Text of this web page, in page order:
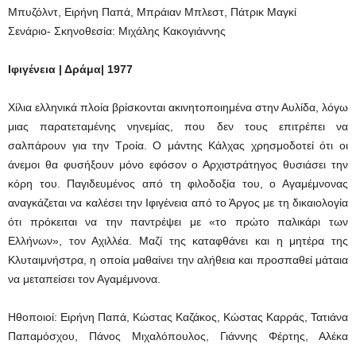
Μπυζόλντ, Ειρήνη Παπά, Μπράιαν Μπλεστ, Πάτρικ Μαγκί
Σενάριο- Σκηνοθεσία: Μιχάλης Κακογιάννης
Ιφιγένεια | Δράμα| 1977
Χίλια ελληνικά πλοία βρίσκονται ακινητοποιημένα στην Αυλίδα, λόγω
μιας παρατεταμένης νηνεμίας, που δεν τους επιτρέπει να
σαλπάρουν για την Τροία. Ο μάντης Κάλχας χρησμοδοτεί ότι οι
άνεμοι θα φυσήξουν μόνο εφόσον ο Αρχιστράτηγος θυσιάσει την
κόρη του. Παγιδευμένος από τη φιλοδοξία του, ο Αγαμέμνονας
αναγκάζεται να καλέσει την Ιφιγένεια από το Άργος με τη δικαιολογία
ότι πρόκειται να την παντρέψει με «το πρώτο παλικάρι των
Ελλήνων», τον Αχιλλέα. Μαζί της καταφθάνει και η μητέρα της
Κλυταιμνήστρα, η οποία μαθαίνει την αλήθεια και προσπαθεί μάταια
να μεταπείσει τον Αγαμέμνονα.
Ηθοποιοί: Ειρήνη Παπά, Κώστας Καζάκος, Κώστας Καρράς, Τατιάνα
Παπαμόσχου, Πάνος Μιχαλόπουλος, Γιάννης Φέρτης, Αλέκα